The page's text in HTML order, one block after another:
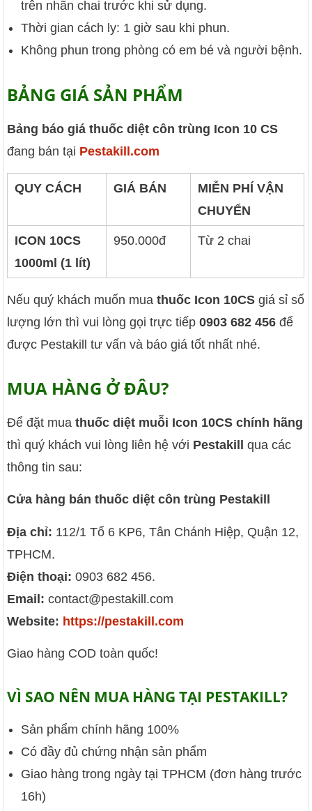
trên nhãn chai trước khi sử dụng.
Thời gian cách ly: 1 giờ sau khi phun.
Không phun trong phòng có em bé và người bệnh.
BẢNG GIÁ SẢN PHẨM
Bảng báo giá thuốc diệt côn trùng Icon 10 CS
đang bán tại Pestakill.com
QUY CÁCH GIÁ BÁN
MIỄN PHÍ VẬN
CHUYỂN
ICON 10CS
1000ml (1 lít)
950.000đ Từ 2 chai
Nếu quý khách muốn muathuốc Icon 10CS giá sỉ số
lượng lớn thì vui lòng gọi trực tiếp0903 682 456 để
được Pestakill tư vấn và báo giá tốt nhất nhé.
MUA HÀNG Ở ĐÂU?
Để đặt muathuốc diệt muỗi Icon 10CS chính hãng
thì quý khách vui lòng liên hệ với Pestakill
qua các
thông tin sau:
Cửa hàng bán thuốc diệt côn trùng Pestakill
Địa chỉ: 112/1 Tổ 6 KP6, Tân Chánh Hiệp, Quận 12,
TPHCM.
Điện thoại: 0903 682 456.
Email: contact@pestakill.com
Website: https://pestakill.com
Giao hàng COD toàn quốc!
VÌ SAO NÊN MUA HÀNG TẠI PESTAKILL?
Sản phẩm chính hãng 100%
Có đầy đủ chứng nhận sản phẩm
Giao hàng trong ngày tại TPHCM (đơn hàng trước
16h)